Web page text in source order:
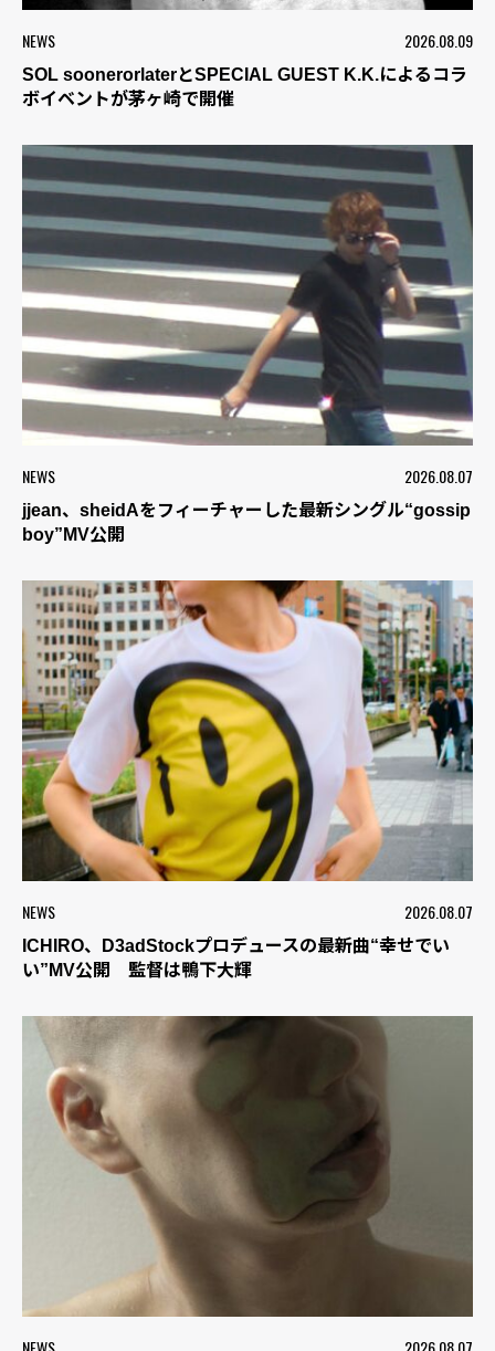
NEWS 2026.08.09
SOL soonerorlaterとSPECIAL GUEST K.K.によるコラ
ボイベントが茅ヶ崎で開催
NEWS 2026.08.07
jjean、sheidAをフィーチャーした最新シングル“gossip
boy”MV公開
NEWS 2026.08.07
ICHIRO、D3adStockプロデュースの最新曲“幸せでい
い”MV公開 監督は鴨下大輝